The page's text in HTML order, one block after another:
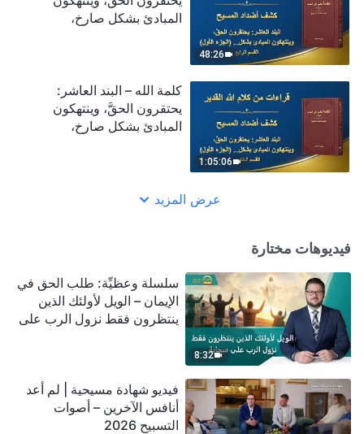
48:26
المبادئ بشكل صارخ،
1:05:06
كلمة الله – البند العاشر:
يحتقرون الحقَّ، وينتهكون
المبادئ بشكل صارخ،
عرض المزيد
فيديوهات مختارة
8:32
سلسلة وعظيِّة: طلب الحق في
الإيمان – الويل لأولئك الذين
ينتظرون فقط نزول الرب على
فيديو شهادة مسيحية | لم أعد
أنافس الآخرين – أصوات
التسبيح 2026